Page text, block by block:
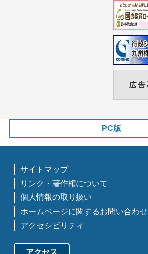
PC版
サイトマップ
リンク・著作権について
個人情報の取り扱い
ホームページに関するお問い合わせ
アクセシビリティ
アクセス